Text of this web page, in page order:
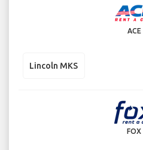
ACE
Lincoln MKS
FOX